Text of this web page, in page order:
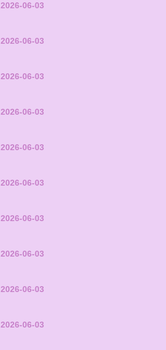
2026-06-03
2026-06-03
2026-06-03
2026-06-03
2026-06-03
2026-06-03
2026-06-03
2026-06-03
2026-06-03
2026-06-03